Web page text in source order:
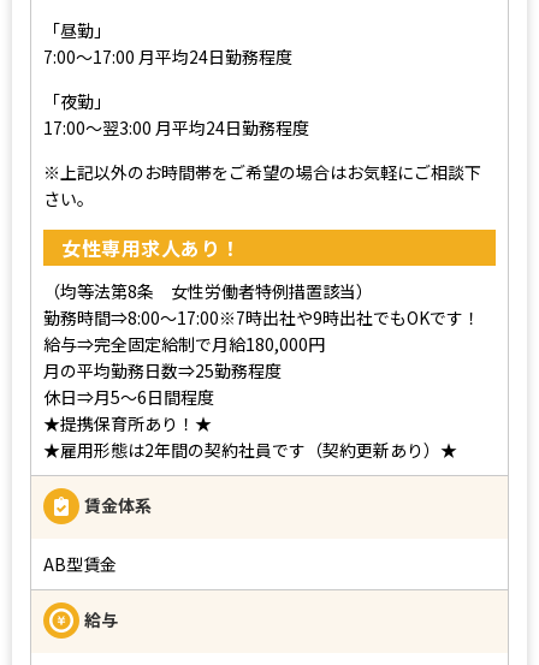
「昼勤」
7:00～17:00 月平均24日勤務程度
「夜勤」
17:00～翌3:00 月平均24日勤務程度
※上記以外のお時間帯をご希望の場合はお気軽にご相談下
さい。
女性専用求人あり！
（均等法第8条 女性労働者特例措置該当）
勤務時間⇒8:00～17:00※7時出社や9時出社でもOKです！
給与⇒完全固定給制で月給180,000円
月の平均勤務日数⇒25勤務程度
休日⇒月5～6日間程度
★提携保育所あり！★
★雇用形態は2年間の契約社員です（契約更新あり）★
賃金体系
AB型賃金
給与